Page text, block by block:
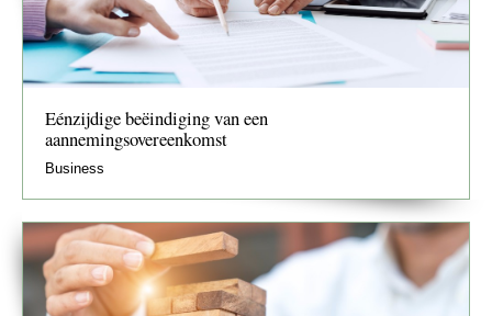
Eénzijdige beëindiging van een
aannemingsovereenkomst
Business